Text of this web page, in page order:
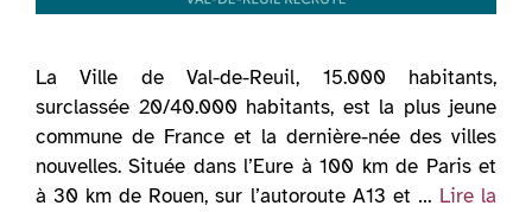
La Ville de Val-de-Reuil, 15.000 habitants,
surclassée 20/40.000 habitants, est la plus jeune
commune de France et la dernière-née des villes
nouvelles. Située dans l’Eure à 100 km de Paris et
à 30 km de Rouen, sur l’autoroute A13 et … Lire la